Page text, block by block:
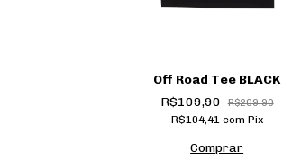
Off Road Tee BLACK
R$109,90
R$209,90
R$104,41 com Pix
Comprar